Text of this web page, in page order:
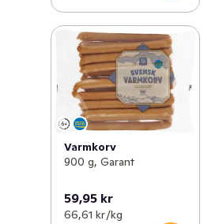
Varmkorv
900 g, Garant
59,95 kr
66,61 kr /kg